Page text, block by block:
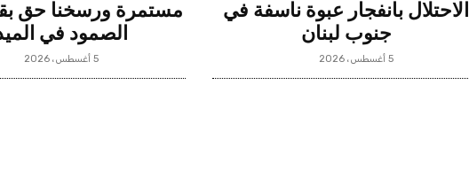
الاحتلال بانفجار عبوة ناسفة في
جنوب لبنان
5 أغسطس، 2026
مستمرة ورسخنا حق
الصمود في
5 أغسطس، 2026